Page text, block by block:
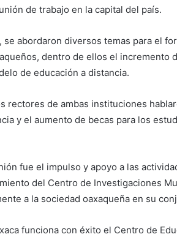
de trabajo en la capital del país.
se abordaron diversos temas para el
dentro de ellos el incremento
de educación a distancia.
rectores de ambas instituciones
y el aumento de becas para los
fue el impulso y apoyo a las
del Centro de Investigaciones
a la sociedad oaxaqueña en su
funciona con éxito el Centro de